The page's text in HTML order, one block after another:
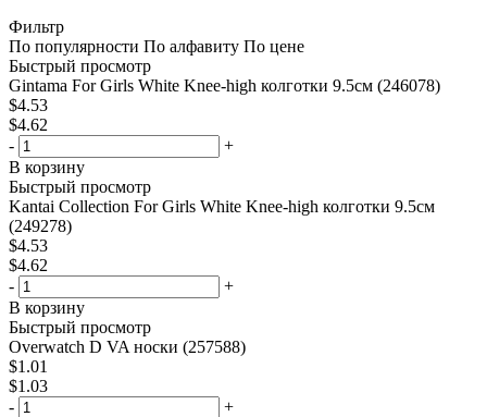
Фильтр
По популярности По алфавиту По цене
Быстрый просмотр
Gintama For Girls White Knee-high колготки 9.5см (246078)
$4.53
$4.62
-
+
В корзину
Быстрый просмотр
Kantai Collection For Girls White Knee-high колготки 9.5см
(249278)
$4.53
$4.62
-
+
В корзину
Быстрый просмотр
Overwatch D VA носки (257588)
$1.01
$1.03
-
+